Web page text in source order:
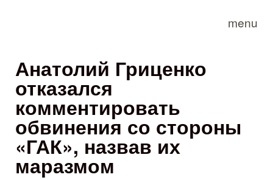
menu
Анатолий Гриценко
отказался
комментировать
обвинения со стороны
«ГАК», назвав их
маразмом